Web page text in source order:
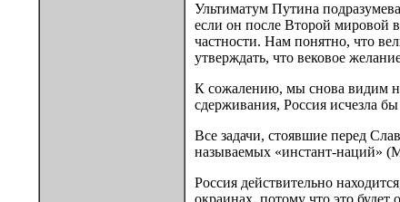
Ультиматум Путина
если он после Второй мировой
частности. Нам понятно, что
утверждать, что вековое
К сожалению, мы снова видим
сдерживания, Россия исчезла
Все задачи, стоявшие перед
называемых «инстант-наций»
Россия действительно